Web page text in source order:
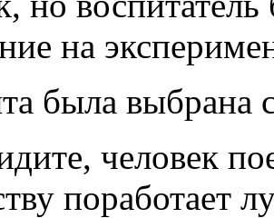
на
была выбрана
человек
поработает